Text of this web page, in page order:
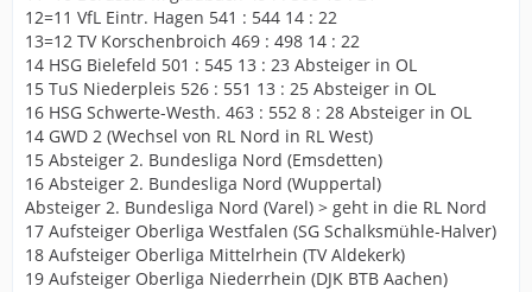
12=11 VfL Eintr. Hagen 541 : 544 14 : 22
13=12 TV Korschenbroich 469 : 498 14 : 22
14 HSG Bielefeld 501 : 545 13 : 23 Absteiger in OL
15 TuS Niederpleis 526 : 551 13 : 25 Absteiger in OL
16 HSG Schwerte-Westh. 463 : 552 8 : 28 Absteiger in OL
14 GWD 2 (Wechsel von RL Nord in RL West)
15 Absteiger 2. Bundesliga Nord (Emsdetten)
16 Absteiger 2. Bundesliga Nord (Wuppertal)
Absteiger 2. Bundesliga Nord (Varel) > geht in die RL Nord
17 Aufsteiger Oberliga Westfalen (SG Schalksmühle-Halver)
18 Aufsteiger Oberliga Mittelrhein (TV Aldekerk)
19 Aufsteiger Oberliga Niederrhein (DJK BTB Aachen)